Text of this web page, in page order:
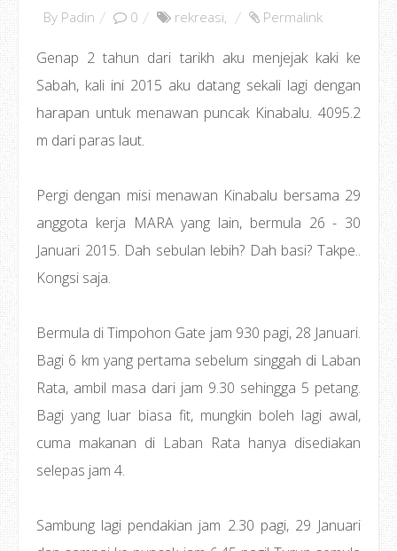
By Padin 0 rekreasi, Permalink
Genap 2 tahun dari tarikh aku menjejak kaki ke
Sabah, kali ini 2015 aku datang sekali lagi dengan
harapan untuk menawan puncak Kinabalu. 4095.2
m dari paras laut.
Pergi dengan misi menawan Kinabalu bersama 29
anggota kerja MARA yang lain, bermula 26 - 30
Januari 2015. Dah sebulan lebih? Dah basi? Takpe..
Kongsi saja.
Bermula di Timpohon Gate jam 930 pagi, 28 Januari.
Bagi 6 km yang pertama sebelum singgah di Laban
Rata, ambil masa dari jam 9.30 sehingga 5 petang.
Bagi yang luar biasa fit, mungkin boleh lagi awal,
cuma makanan di Laban Rata hanya disediakan
selepas jam 4.
Sambung lagi pendakian jam 2.30 pagi, 29 Januari